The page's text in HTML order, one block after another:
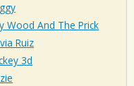
Wood And The Prick
Ruiz
3d